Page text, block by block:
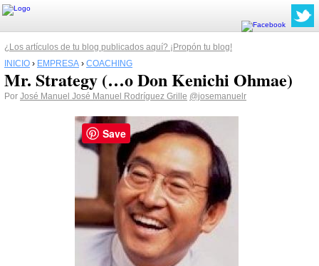
¿Los artículos de tu blog publicados aquí? ¡Propón tu blog!
INICIO › EMPRESA › COACHING
Mr. Strategy (…o Don Kenichi Ohmae)
Por José Manuel José Manuel Rodríguez Grille @josemanuelr
Save